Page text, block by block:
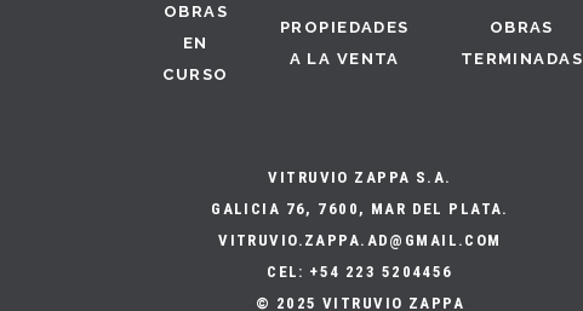
OBRAS
EN
CURSO
PROPIEDADES
A LA VENTA
OBRAS
TERMINADAS
VITRUVIO ZAPPA S.A.
GALICIA 76, 7600, MAR DEL PLATA.
VITRUVIO.ZAPPA.AD@GMAIL.COM
CEL: +54 223 5204456
© 2025 VITRUVIO ZAPPA